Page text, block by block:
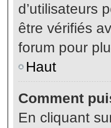
d’utilisateurs
être vérifiés
forum pour
Haut
Comment
En cliquant